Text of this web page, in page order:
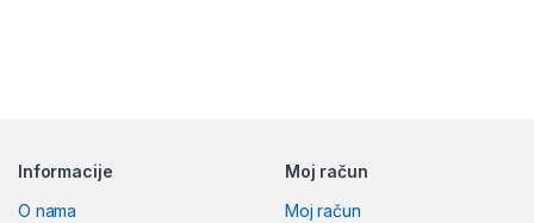
Informacije
O nama
Moj račun
Moj račun